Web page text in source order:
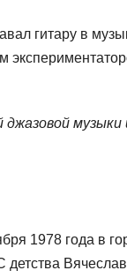
гитару в
джазовой
1978 года в
детства